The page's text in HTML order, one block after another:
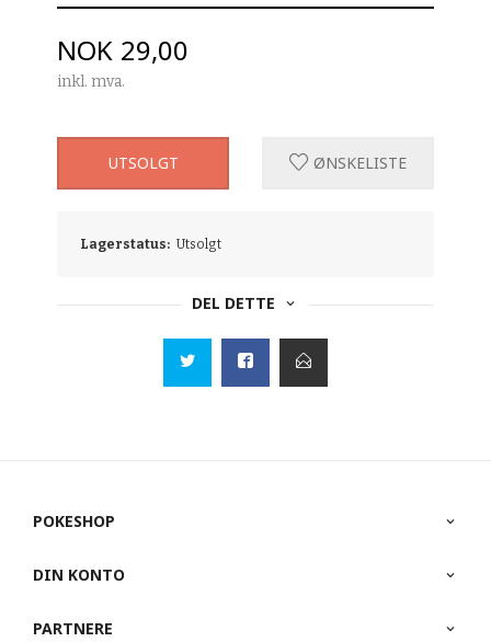
Pris
NOK 29,00
inkl. mva.
UTSOLGT ØNSKELISTE
Lagerstatus: Utsolgt
DEL DETTE
POKESHOP
DIN KONTO
PARTNERE